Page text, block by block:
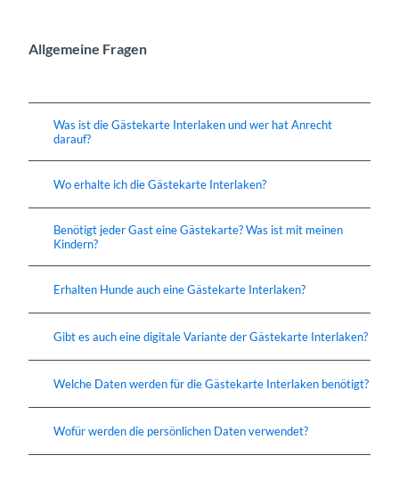
Allgemeine Fragen
Was ist die Gästekarte Interlaken und wer hat Anrecht
darauf?
Wo erhalte ich die Gästekarte Interlaken?
Benötigt jeder Gast eine Gästekarte? Was ist mit meinen
Kindern?
Erhalten Hunde auch eine Gästekarte Interlaken?
Gibt es auch eine digitale Variante der Gästekarte Interlaken?
Welche Daten werden für die Gästekarte Interlaken benötigt?
Wofür werden die persönlichen Daten verwendet?